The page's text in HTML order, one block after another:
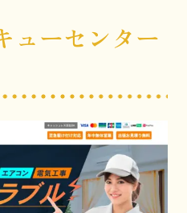
ューセンター